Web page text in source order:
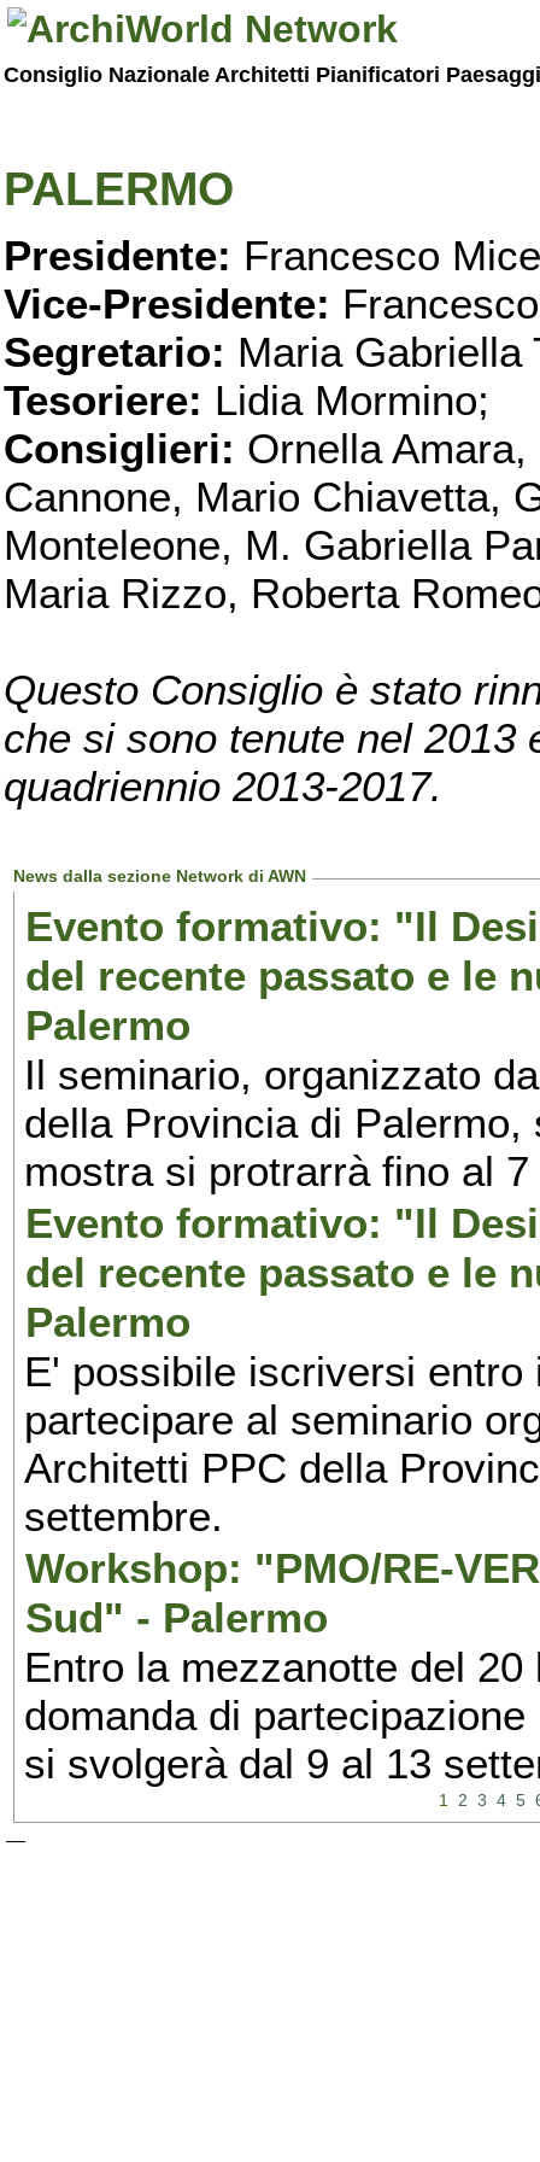
Consiglio Nazionale Architetti Pianificatori
PALERMO
Presidente: Francesco
Vice-Presidente:
Segretario: Maria Gabriella
Tesoriere: Lidia Mormino;
Consiglieri: Ornella
Cannone, Mario Chiavetta,
Monteleone, M. Gabriella
Maria Rizzo, Roberta
Questo Consiglio è stato
che si sono tenute nel 2013
quadriennio 2013-2017.
News dalla sezione Network di AWN
Evento formativo: "Il
del recente passato e le
Palermo
Il seminario, organizzato
della Provincia di
mostra si protrarrà fino al
Evento formativo: "Il
del recente passato e le
Palermo
E' possibile iscriversi
partecipare al seminario
Architetti PPC della
settembre.
Workshop: "PMO/RE-
Sud" - Palermo
Entro la mezzanotte del
domanda di
si svolgerà dal 9 al 13
1 2 3 4 5